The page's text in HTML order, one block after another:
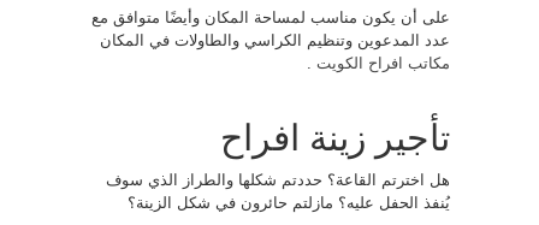
على أن يكون مناسب لمساحة المكان وأيضًا متوافق مع
عدد المدعوين وتنظيم الكراسي والطاولات في المكان
مكاتب افراح الكويت
تأجير زينة افراح
هل اخترتم القاعة؟ حددتم شكلها والطراز الذي سوف
يُنفذ الحفل عليه؟ مازلتم حائرون في شكل الزينة؟